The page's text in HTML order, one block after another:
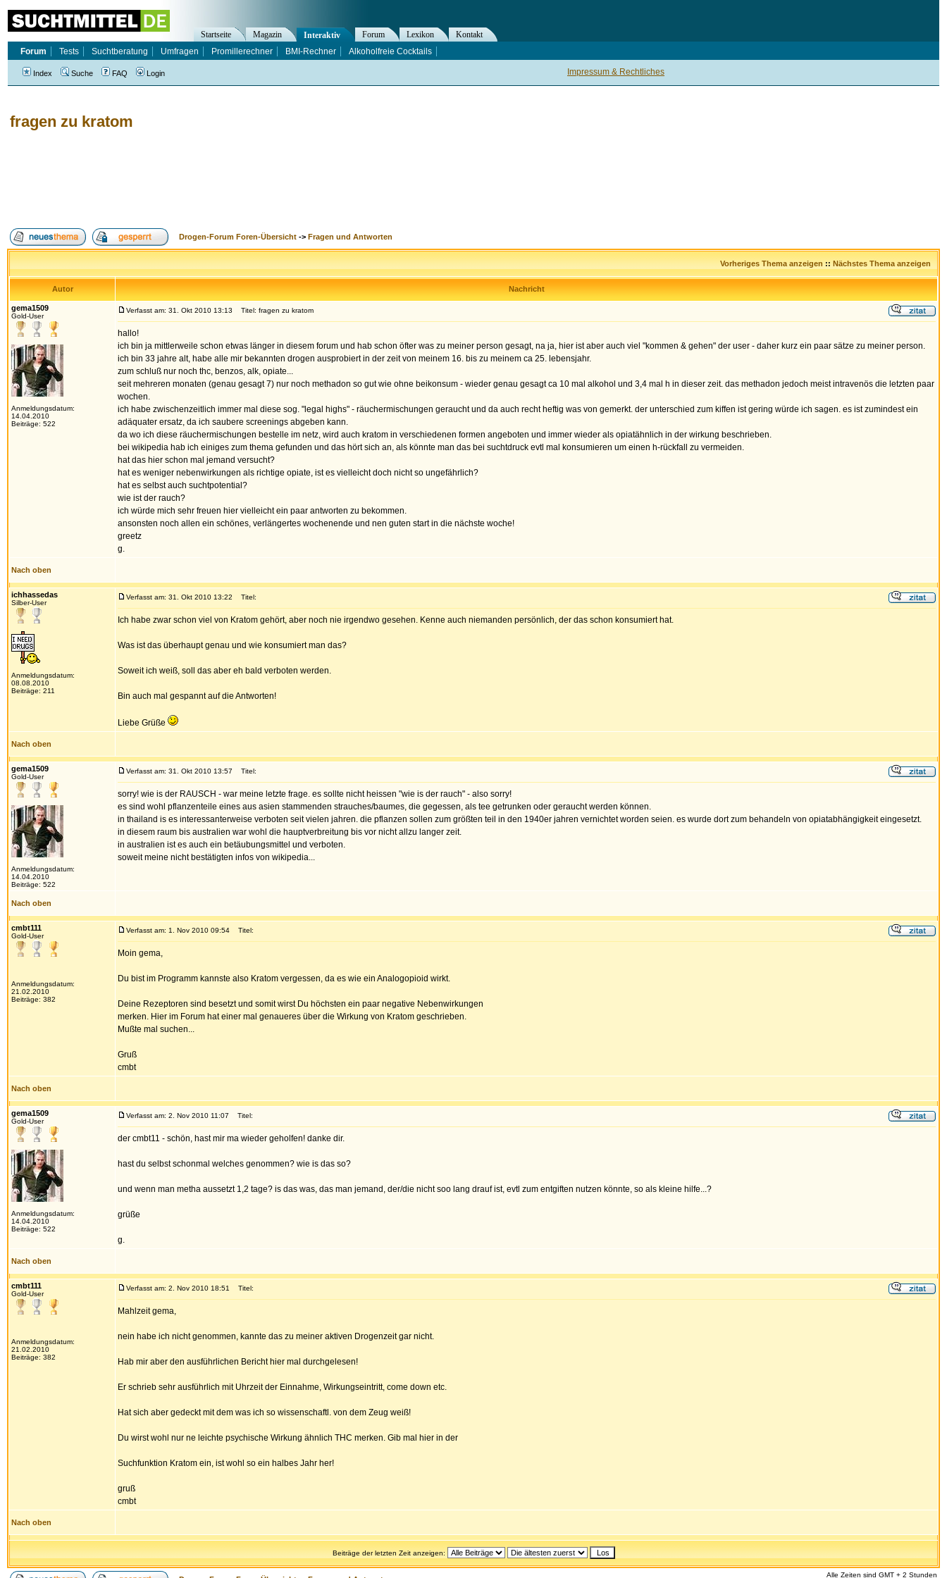
fragen zu kratom
Drogen-Forum Foren-Übersicht -> Fragen und Antworten
Vorheriges Thema anzeigen :: Nächstes Thema anzeigen
Autor Nachricht
gema1509
Gold-User
Anmeldungsdatum:
14.04.2010
Beiträge: 522
Verfasst am: 31. Okt 2010 13:13 Titel: fragen zu kratom
hallo!
ich bin ja mittlerweile schon etwas länger in diesem forum und hab schon öfter was zu meiner person gesagt, na ja, hier ist aber auch viel "kommen & gehen" der user - daher kurz ein paar sätze zu meiner person.
ich bin 33 jahre alt, habe alle mir bekannten drogen ausprobiert in der zeit von meinem 16. bis zu meinem ca 25. lebensjahr.
zum schluß nur noch thc, benzos, alk, opiate...
seit mehreren monaten (genau gesagt 7) nur noch methadon so gut wie ohne beikonsum - wieder genau gesagt ca 10 mal alkohol und 3,4 mal h in dieser zeit. das methadon jedoch meist intravenös die letzten paar
wochen.
ich habe zwischenzeitlich immer mal diese sog. "legal highs" - räuchermischungen geraucht und da auch recht heftig was von gemerkt. der unterschied zum kiffen ist gering würde ich sagen. es ist zumindest ein
adäquater ersatz, da ich saubere screenings abgeben kann.
da wo ich diese räuchermischungen bestelle im netz, wird auch kratom in verschiedenen formen angeboten und immer wieder als opiatähnlich in der wirkung beschrieben.
bei wikipedia hab ich einiges zum thema gefunden und das hört sich an, als könnte man das bei suchtdruck evtl mal konsumieren um einen h-rückfall zu vermeiden.
hat das hier schon mal jemand versucht?
hat es weniger nebenwirkungen als richtige opiate, ist es vielleicht doch nicht so ungefährlich?
hat es selbst auch suchtpotential?
wie ist der rauch?
ich würde mich sehr freuen hier vielleicht ein paar antworten zu bekommen.
ansonsten noch allen ein schönes, verlängertes wochenende und nen guten start in die nächste woche!
greetz
g.
Nach oben
ichhassedas
Silber-User
Anmeldungsdatum:
08.08.2010
Beiträge: 211
Verfasst am: 31. Okt 2010 13:22 Titel:
Ich habe zwar schon viel von Kratom gehört, aber noch nie irgendwo gesehen. Kenne auch niemanden persönlich, der das schon konsumiert hat.
Was ist das überhaupt genau und wie konsumiert man das?
Soweit ich weiß, soll das aber eh bald verboten werden.
Bin auch mal gespannt auf die Antworten!
Liebe Grüße
Nach oben
gema1509
Gold-User
Anmeldungsdatum:
14.04.2010
Beiträge: 522
Verfasst am: 31. Okt 2010 13:57 Titel:
sorry! wie is der RAUSCH - war meine letzte frage. es sollte nicht heissen "wie is der rauch" - also sorry!
es sind wohl pflanzenteile eines aus asien stammenden strauches/baumes, die gegessen, als tee getrunken oder geraucht werden können.
in thailand is es interessanterweise verboten seit vielen jahren. die pflanzen sollen zum größten teil in den 1940er jahren vernichtet worden seien. es wurde dort zum behandeln von opiatabhängigkeit eingesetzt.
in diesem raum bis australien war wohl die hauptverbreitung bis vor nicht allzu langer zeit.
in australien ist es auch ein betäubungsmittel und verboten.
soweit meine nicht bestätigten infos von wikipedia...
Nach oben
cmbt111
Gold-User
Anmeldungsdatum:
21.02.2010
Beiträge: 382
Verfasst am: 1. Nov 2010 09:54 Titel:
Moin gema,
Du bist im Programm kannste also Kratom vergessen, da es wie ein Analogopioid wirkt.
Deine Rezeptoren sind besetzt und somit wirst Du höchsten ein paar negative Nebenwirkungen
merken. Hier im Forum hat einer mal genaueres über die Wirkung von Kratom geschrieben.
Mußte mal suchen...
Gruß
cmbt
Nach oben
gema1509
Gold-User
Anmeldungsdatum:
14.04.2010
Beiträge: 522
Verfasst am: 2. Nov 2010 11:07 Titel:
der cmbt11 - schön, hast mir ma wieder geholfen! danke dir.
hast du selbst schonmal welches genommen? wie is das so?
und wenn man metha aussetzt 1,2 tage? is das was, das man jemand, der/die nicht soo lang drauf ist, evtl zum entgiften nutzen könnte, so als kleine hilfe...?
grüße
g.
Nach oben
cmbt111
Gold-User
Anmeldungsdatum:
21.02.2010
Beiträge: 382
Verfasst am: 2. Nov 2010 18:51 Titel:
Mahlzeit gema,
nein habe ich nicht genommen, kannte das zu meiner aktiven Drogenzeit gar nicht.
Hab mir aber den ausführlichen Bericht hier mal durchgelesen!
Er schrieb sehr ausführlich mit Uhrzeit der Einnahme, Wirkungseintritt, come down etc.
Hat sich aber gedeckt mit dem was ich so wissenschaftl. von dem Zeug weiß!
Du wirst wohl nur ne leichte psychische Wirkung ähnlich THC merken. Gib mal hier in der
Suchfunktion Kratom ein, ist wohl so ein halbes Jahr her!
gruß
cmbt
Nach oben
Beiträge der letzten Zeit anzeigen:
Alle Zeiten sind GMT + 2 Stunden
Impressum & Rechtliches
Startseite Magazin Interaktiv Forum Lexikon
Kontakt
Forum
Tests Suchtberatung Umfragen Promillerechner BMI-Rechner Alkoholfreie Cocktails
Index Suche FAQ Login